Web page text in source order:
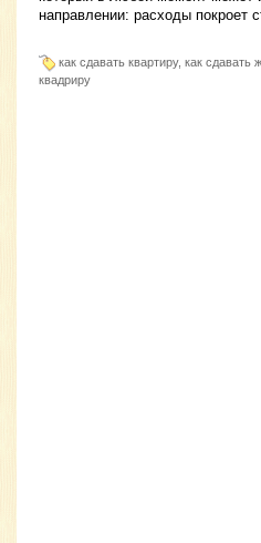
направлении: расходы покроет
как сдавать квартиру, как
квадриру